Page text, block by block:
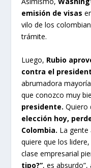
emisión de visas
vilo de los
trámite.
Luego, Rubio
contra el
abrumadora
que conozco muy
presidente. Quiero
elección hoy,
Colombia. La gente
quiere que los
clase empresarial
tipo?”, es absurdo”,